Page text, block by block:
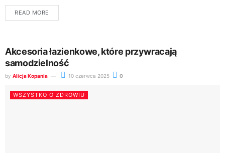
stopy i całe ciało. Problemy ze...
READ MORE
Akcesoria łazienkowe, które przywracają
samodzielność
by Alicja Kopania 10 czerwca 2025 0
WSZYSTKO O ZDROWIU